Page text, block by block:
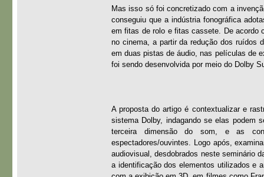
Mas isso só foi concretizado com a
conseguiu que a indústria fonográfica
em fitas de rolo e fitas cassete. De acordo
no cinema, a partir da redução dos ruídos
em duas pistas de áudio, nas películas de
foi sendo desenvolvida por meio do Dolby
A proposta do artigo é contextualizar e
sistema Dolby, indagando se elas podem
terceira dimensão do som, e as
espectadores/ouvintes. Logo após,
audiovisual, desdobrados neste seminário
a identificação dos elementos utilizados e